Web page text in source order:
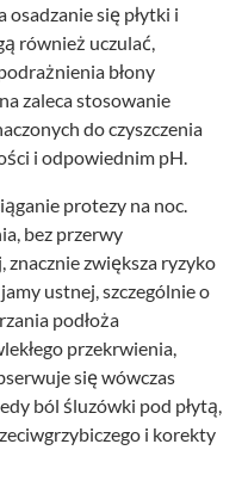
osadzanie się płytki i
również uczulać,
błony
zaleca stosowanie
do czyszczenia
i odpowiednim pH.
protezy na noc.
bez przerwy
znacznie zwiększa ryzyko
ustnej, szczególnie o
podłoża
przekrwienia,
się wówczas
ból śluzówki pod płytą,
i korekty